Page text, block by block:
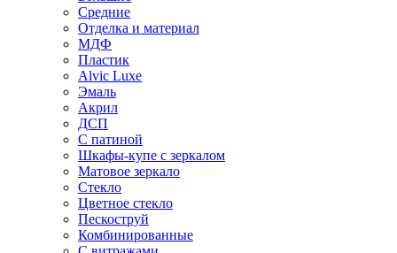
Средние
Отделка и материал
МДФ
Пластик
Alvic Luxe
Эмаль
Акрил
ДСП
С патиной
Шкафы-купе с зеркалом
Матовое зеркало
Стекло
Цветное стекло
Пескоструй
Комбинированные